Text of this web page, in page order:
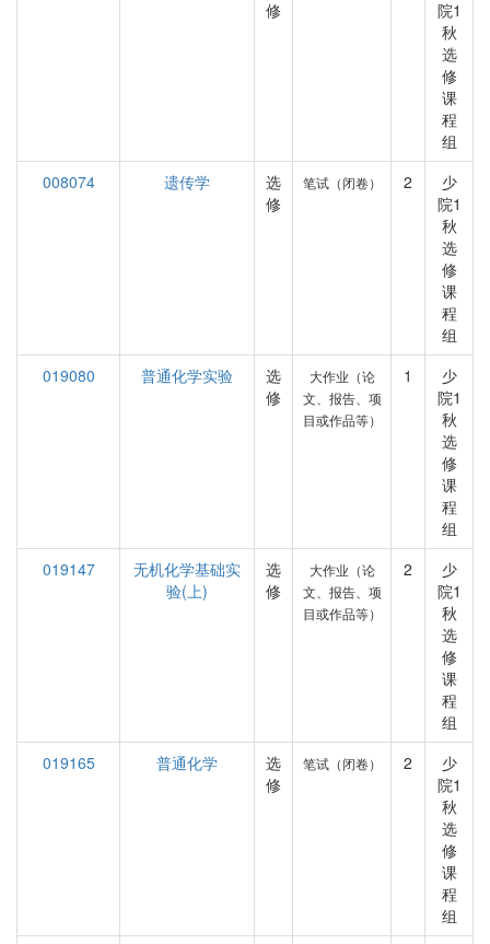
修
院1
秋
选
修
课
程
组
008074
遗传学
选
修
笔试（闭卷） 2
少
院1
秋
选
修
课
程
组
019080
普通化学实验
选
修
大作业（论
文、报告、项
目或作品等）
1
少
院1
秋
选
修
课
程
组
019147
无机化学基础实
验(上)
选
修
大作业（论
文、报告、项
目或作品等）
2
少
院1
秋
选
修
课
程
组
019165
普通化学
选
修
笔试（闭卷） 2
少
院1
秋
选
修
课
程
组